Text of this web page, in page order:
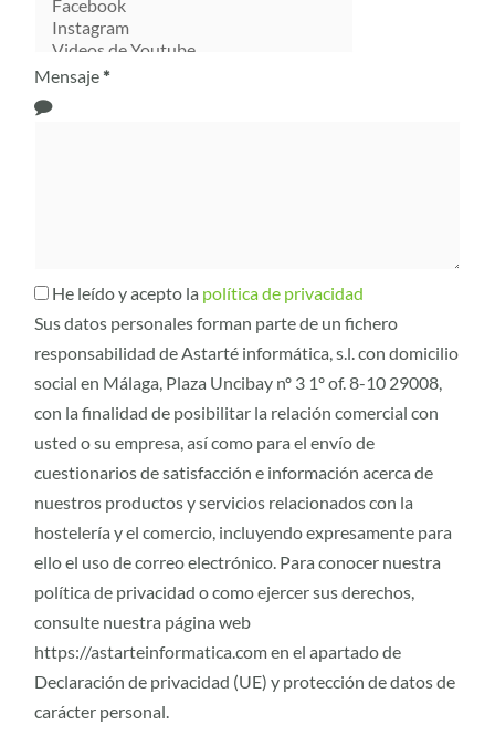
Mensaje *
He leído y acepto la política de privacidad
Sus datos personales forman parte de un fichero
responsabilidad de Astarté informática, s.l. con domicilio
social en Málaga, Plaza Uncibay nº 3 1º of. 8-10 29008,
con la finalidad de posibilitar la relación comercial con
usted o su empresa, así como para el envío de
cuestionarios de satisfacción e información acerca de
nuestros productos y servicios relacionados con la
hostelería y el comercio, incluyendo expresamente para
ello el uso de correo electrónico. Para conocer nuestra
política de privacidad o como ejercer sus derechos,
consulte nuestra página web
https://astarteinformatica.com en el apartado de
Declaración de privacidad (UE) y protección de datos de
carácter personal.